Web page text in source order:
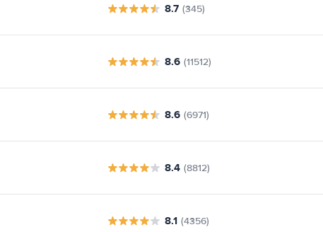
8.7 (345)
8.6 (11512)
8.6 (6971)
8.4 (8812)
8.1 (4356)